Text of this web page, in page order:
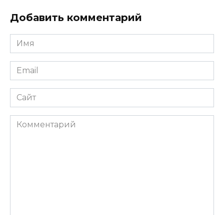
Добавить комментарий
Имя
Email
Сайт
Комментарий